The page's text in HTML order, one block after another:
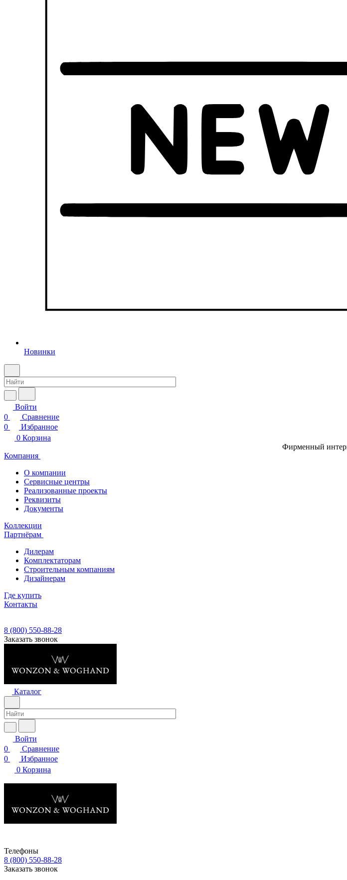
Новинки
Войти
0
Сравнение
0
Избранное
0 Корзина
Фирменный
Компания
О компании
Сервисные центры
Реализованные проекты
Реквизиты
Документы
Коллекции
Партнёрам
Дилерам
Комплектаторам
Строительным компаниям
Дизайнерам
Где купить
Контакты
8 (800) 550-88-28
Заказать звонок
Каталог
Войти
0
Сравнение
0
Избранное
0 Корзина
Телефоны
8 (800) 550-88-28
Заказать звонок